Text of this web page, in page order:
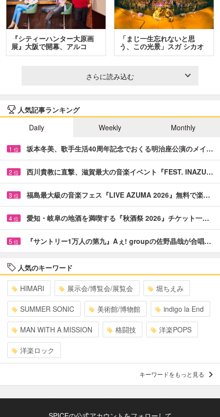
『シティーハンター大原画
展』大阪で開幕、アルコ
＆…
「まじ一生忘れないと思
う、この光景」スガ シカオ
と…
さらに読み込む
人気記事ランキング
Daily
Weekly Monthly
1 位 坂本冬美、歌手生活40周年記念でおくる明治座公演のメイ…
2 位 西川貴教に直撃、滋賀最大の音楽イベント『FEST. INAZU…
3 位 福島最大級の音楽フェス『LIVE AZUMA 2026』無料で楽…
4 位 愛知・岐阜の地酒を満喫する『秋酒祭 2026』チケット一…
5 位 『サントリー1万人の第九』Aぇ! groupの佐野晶哉が合唱…
人気のキーワード
HIMARI 展示会/博覧会/展覧会 堀ちえみ
SUMMER SONIC 美術館/博物館 indigo la End
MAN WITH A MISSION 格闘技 洋楽POPS
洋楽ロック
キーワードをもっと見る